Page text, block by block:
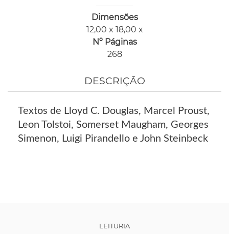
Dimensões
12,00 x 18,00 x
Nº Páginas
268
DESCRIÇÃO
Textos de Lloyd C. Douglas, Marcel Proust,
Leon Tolstoi, Somerset Maugham, Georges
Simenon, Luigi Pirandello e John Steinbeck
LEITURIA